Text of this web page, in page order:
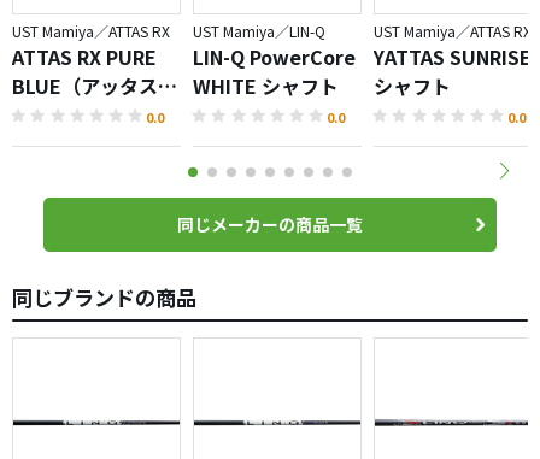
UST Mamiya／ATTAS RX
ATTAS RX PURE
BLUE（アッタス
ピュアブルー） 0.0
UST Mamiya／LIN-Q
LIN-Q PowerCore
WHITE シャフト
0.0
UST Mamiya／ATTAS RX
YATTAS SUNRISE
シャフト
0.0
同じメーカーの商品一覧
同じブランドの商品